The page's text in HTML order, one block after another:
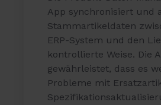
App synchronisiert und
Stammartikeldaten
ERP-System und den
kontrollierte Weise. Die
gewährleistet, dass es
Probleme mit